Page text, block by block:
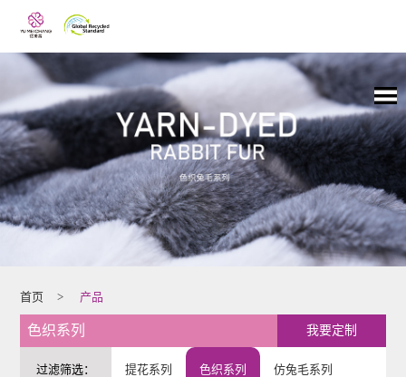
首页 > 产品
我要定制
色织系列
过滤筛选： 提花系列 色织系列 仿兔毛系列